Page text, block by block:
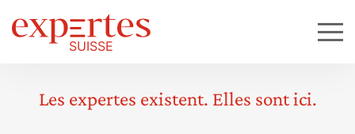
Les expertes existent. Elles sont ici.